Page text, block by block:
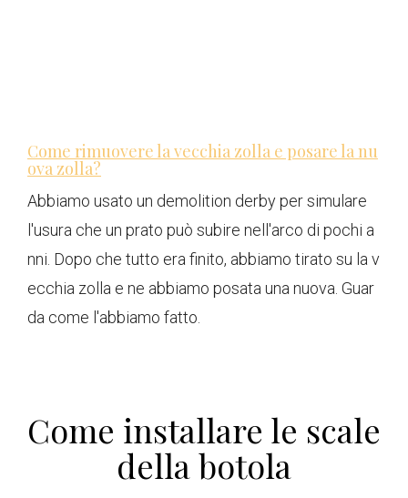
Come rimuovere la vecchia zolla e posare la nu
ova zolla?
Abbiamo usato un demolition derby per simulare
l'usura che un prato può subire nell'arco di pochi a
nni. Dopo che tutto era finito, abbiamo tirato su la v
ecchia zolla e ne abbiamo posata una nuova. Guar
da come l'abbiamo fatto.
Come installare le scale
della botola